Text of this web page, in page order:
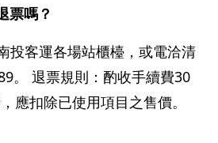
票嗎？
投客運各場站櫃檯，或電洽清
。 退票規則：酌收手續費30
應扣除已使用項目之售價。